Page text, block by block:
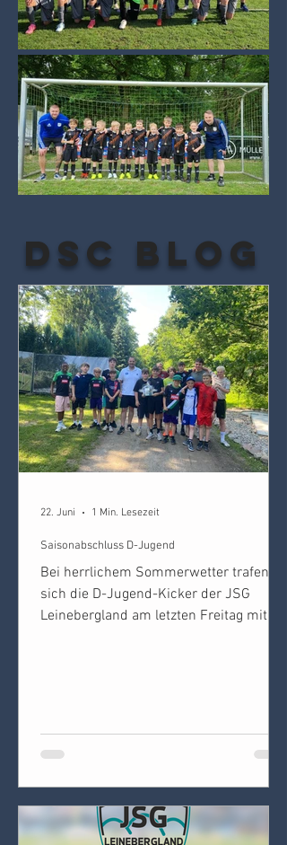
DSC BLOG
Saisonabschluss D-Jugend
Bei herrlichem Sommerwetter trafen
sich die D-Jugend-Kicker der JSG
Leinebergland am letzten Freitag mit
Bönisch überreichte dabei ein toll
vorbereitetes Geschenk an Stefan,
welcher in der Winterpause
22. Juni 1 Min. Lesezeit